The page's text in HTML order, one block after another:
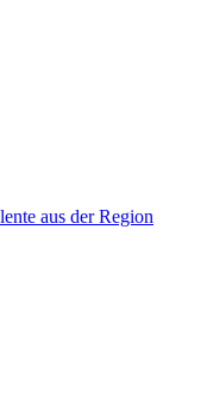
aus der Region